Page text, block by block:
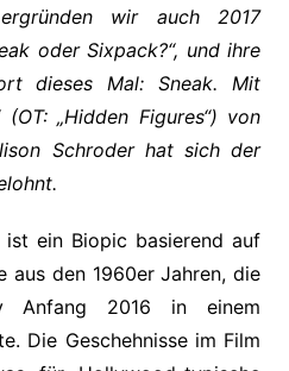
wir auch 2017
oder Sixpack?“, und ihre
dieses Mal: Sneak. Mit
(OT: „Hidden Figures“) von
Schroder hat sich der
ist ein Biopic basierend auf
aus den 1960er Jahren, die
Anfang 2016 in einem
Die Geschehnisse im Film